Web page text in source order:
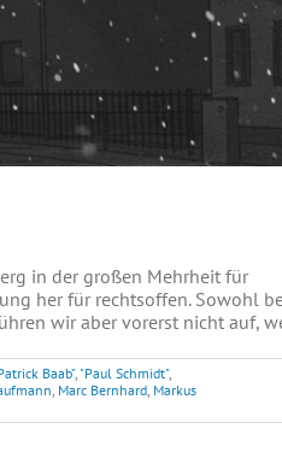
in der großen Mehrheit für
her für rechtsoffen. Sowohl
wir aber vorerst nicht auf,
Baab", "Paul Schmidt",
, Marc Bernhard, Markus